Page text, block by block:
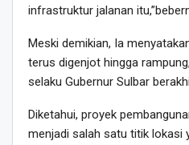
infrastruktur jalanan
Meski demikian, Ia
terus digenjot hingga
selaku Gubernur Sulbar
Diketahui, proyek
menjadi salah satu titik lokasi